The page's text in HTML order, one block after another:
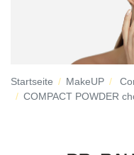
Startseite MakeUP
COMPACT POWDER